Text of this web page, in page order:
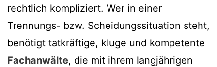
rechtlich kompliziert. Wer in einer
Trennungs- bzw. Scheidungssituation steht,
benötigt tatkräftige, kluge und kompetente
Fachanwälte, die mit ihrem langjährigen